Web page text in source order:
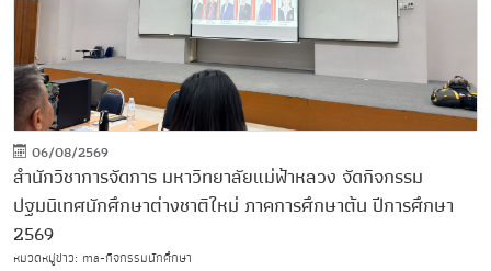
06/08/2569
สำนักวิชาการจัดการ มหาวิทยาลัยแม่ฟ้าหลวง จัดกิจกรรม
ปฐมนิเทศนักศึกษาต่างชาติใหม่ ภาคการศึกษาต้น ปีการศึกษา
2569
หมวดหมู่ข่าว: ma-กิจกรรมนักศึกษา